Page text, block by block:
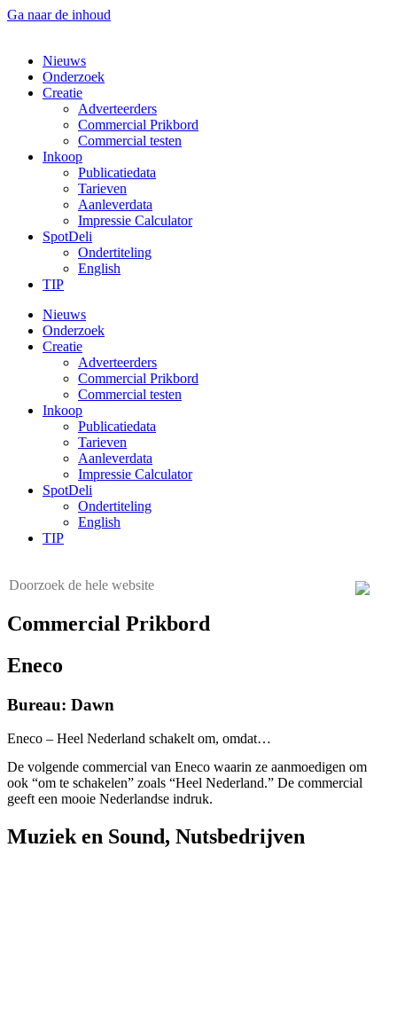
Ga naar de inhoud
Nieuws
Onderzoek
Creatie
Adverteerders
Commercial Prikbord
Commercial testen
Inkoop
Publicatiedata
Tarieven
Aanleverdata
Impressie Calculator
SpotDeli
Ondertiteling
English
TIP
Nieuws
Onderzoek
Creatie
Adverteerders
Commercial Prikbord
Commercial testen
Inkoop
Publicatiedata
Tarieven
Aanleverdata
Impressie Calculator
SpotDeli
Ondertiteling
English
TIP
Commercial Prikbord
Eneco
Bureau: Dawn
Eneco – Heel Nederland schakelt om, omdat…
De volgende commercial van Eneco waarin ze aanmoedigen om
ook “om te schakelen” zoals “Heel Nederland.” De commercial
geeft een mooie Nederlandse indruk.
Muziek en Sound, Nutsbedrijven